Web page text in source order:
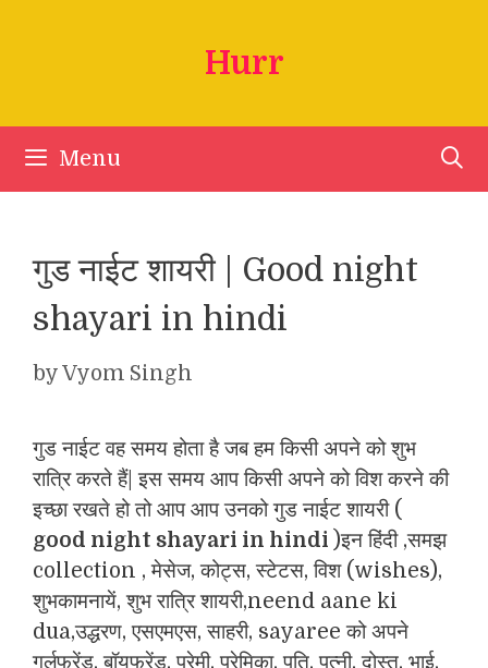
Hurr
Menu
गुड नाईट शायरी | Good night
shayari in hindi
byVyom Singh
गुड नाईट वह समय होता है जब हम किसी अपने को शुभ
रात्रि करते हैं| इस समय आप किसी अपने को विश करने की
इच्छा रखते हो तो आप आप उनको गुड नाईट शायरी (
good night shayari in hindi )इन हिंदी ,समझ
collection , मेसेज, कोट्स, स्टेटस, विश (wishes),
शुभकामनायें, शुभ रात्रि शायरी,neend aane ki
dua,उद्धरण, एसएमएस, साहरी, sayaree को अपने
गर्लफ्रेंड, बॉयफ्रेंड, प्रेमी, प्रेमिका, पति, पत्नी, दोस्त, भाई,